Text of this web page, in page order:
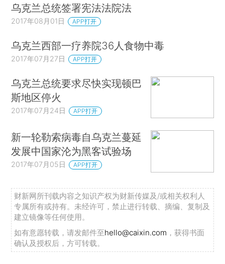
乌克兰总统签署宪法法院法
2017年08月01日 APP打开
乌克兰西部一疗养院36人食物中毒
2017年07月27日 APP打开
乌克兰总统要求尽快实现顿巴
斯地区停火
2017年07月24日 APP打开
新一轮勒索病毒自乌克兰蔓延
发展中国家沦为黑客试验场
2017年07月05日 APP打开
财新网所刊载内容之知识产权为财新传媒及/或相关权利人
专属所有或持有。未经许可，禁止进行转载、摘编、复制及
建立镜像等任何使用。
如有意愿转载，请发邮件至hello@caixin.com ，获得书面
确认及授权后，方可转载。